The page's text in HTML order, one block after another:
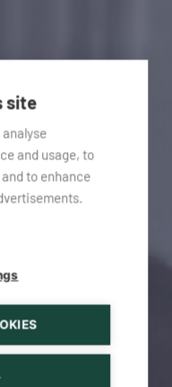
site
and usage, to
to enhance